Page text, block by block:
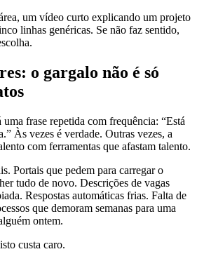
um vídeo curto explicando um projeto
linhas genéricas. Se não faz sentido,
o gargalo não é só
frase repetida com frequência: “Está
Às vezes é verdade. Outras vezes, a
com ferramentas que afastam talento.
Portais que pedem para carregar o
tudo de novo. Descrições de vagas
Respostas automáticas frias. Falta de
que demoram semanas para uma
ontem.
custa caro.